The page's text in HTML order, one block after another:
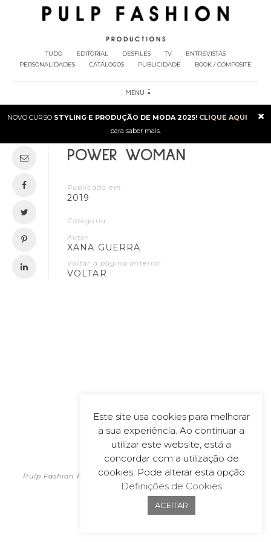
TUDO EDITORIAL DESFILES TV
ENTREVISTAS
PERSONALIDADES
CATÁLOGOS PUBLICIDADE BOOK / COMPOSITE
MENU
×
NOVO CURSO STYLING E PRODUÇÃO DE MODA 2025! CLIQUE AQUI
para saber mais.
POWER WOMAN
Publicado em
2019
Categoria
Autor
XANA GUERRA
Voltar à página anterior
VOLTAR
POLÍTICA DE PRIVACIDADE
Pulp Fashion Productions | All material on this website is
copyrighted
wecoDEK, Lda
Este site usa cookies para melhorar
a sua experiência. Ao continuar a
utilizar este website, está a
concordar com a utilização de
cookies. Pode alterar esta opção
Definições de Cookies
ACEITAR